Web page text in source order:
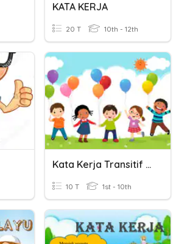
KATA KERJA
20 T 10th - 12th
Kata Kerja Transitif Tahun 1
10 T 1st - 10th